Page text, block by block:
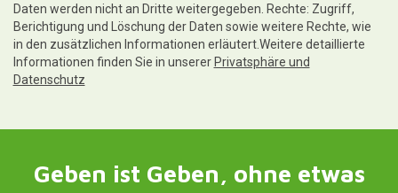
Daten werden nicht an Dritte weitergegeben. Rechte: Zugriff,
Berichtigung und Löschung der Daten sowie weitere Rechte, wie
in den zusätzlichen Informationen erläutert.Weitere detaillierte
Informationen finden Sie in unserer Privatsphäre und
Datenschutz
Geben ist Geben, ohne etwas